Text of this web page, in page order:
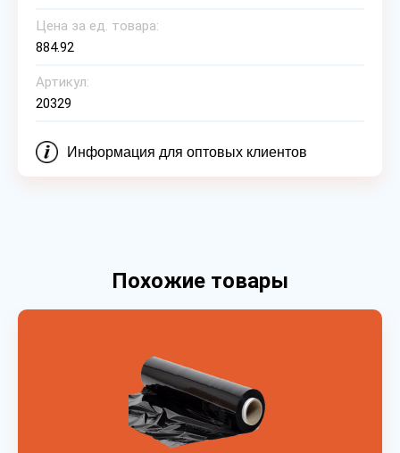
Цена за ед. товара:
884.92
Артикул:
20329
Информация для оптовых клиентов
Похожие товары